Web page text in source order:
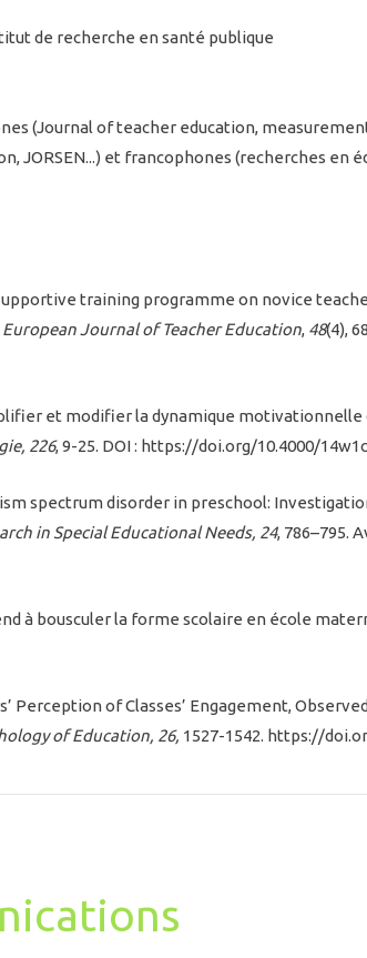
de recherche en santé publique
(Journal of teacher education,
JORSEN...) et francophones (recherches en
training programme on novice
European Journal of Teacher Education, 48(4),
et modifier la dynamique motivationnelle
226, 9-25. DOI: https://doi.org/10.4000/14w1c
spectrum disorder in preschool:
in Special Educational Needs, 24, 786–795.
à bousculer la forme scolaire en école
Perception of Classes’ Engagement,
of Education, 26, 1527-1542. https://